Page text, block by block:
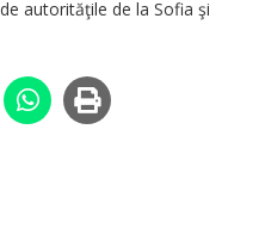
autorităţile de la Sofia şi